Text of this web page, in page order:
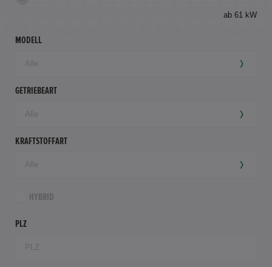
ab 61 kW
MODELL
GETRIEBEART
KRAFTSTOFFART
HYBRID
PLZ